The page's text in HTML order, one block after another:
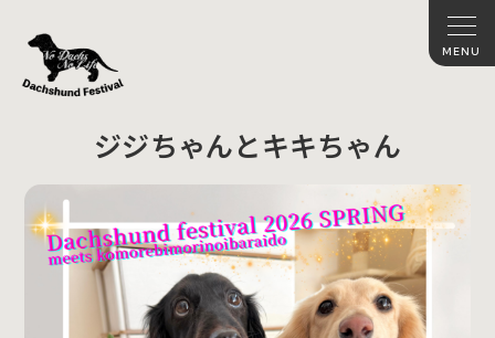
ジジちゃんとキキちゃん